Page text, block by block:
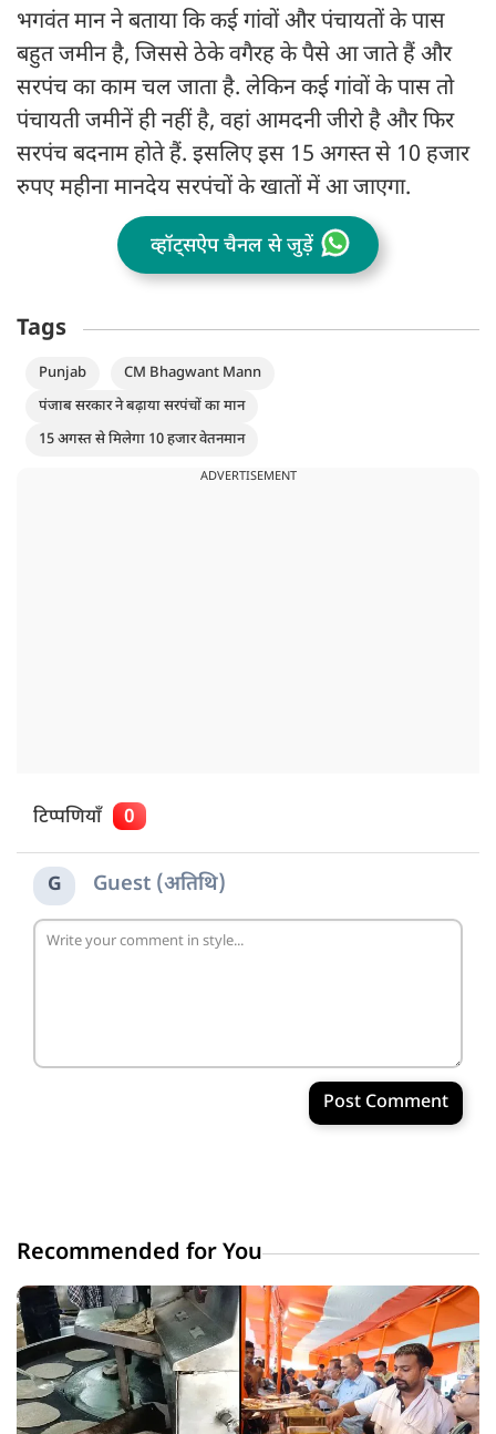
भगवंत मान ने बताया कि कई गांवों और पंचायतों के पास
बहुत जमीन है, जिससे ठेके वगैरह के पैसे आ जाते हैं और
सरपंच का काम चल जाता है. लेकिन कई गांवों के पास तो
पंचायती जमीनें ही नहीं है, वहां आमदनी जीरो है और फिर
सरपंच बदनाम होते हैं. इसलिए इस 15 अगस्त से 10 हजार
रुपए महीना मानदेय सरपंचों के खातों में आ जाएगा.
व्हॉट्सऐप चैनल से जुड़ें
Tags
Punjab
CM Bhagwant Mann
पंजाब सरकार ने बढ़ाया सरपंचों का मान
15 अगस्त से मिलेगा 10 हजार वेतनमान
ADVERTISEMENT
टिप्पणियाँ 0
G Guest (अतिथि)
Post Comment
Recommended for You